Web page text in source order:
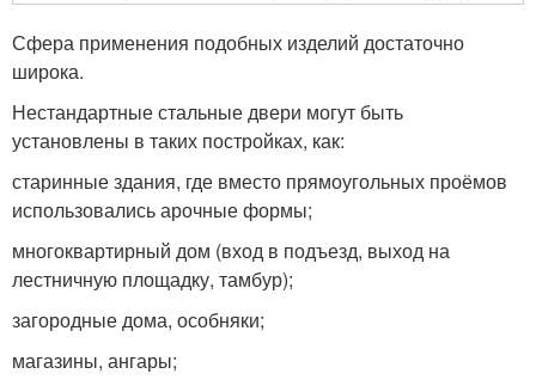
Сфера применения подобных изделий достаточно
широка.
Нестандартные стальные двери могут быть
установлены в таких постройках, как:
старинные здания, где вместо прямоугольных проёмов
использовались арочные формы;
многоквартирный дом (вход в подъезд, выход на
лестничную площадку, тамбур);
загородные дома, особняки;
магазины, ангары;